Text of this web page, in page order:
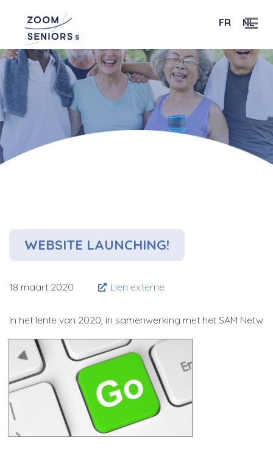
FR NL
WEBSITE LAUNCHING!
18 maart 2020 Lien externe
In het lente van 2020, in samenwerking met het SAM